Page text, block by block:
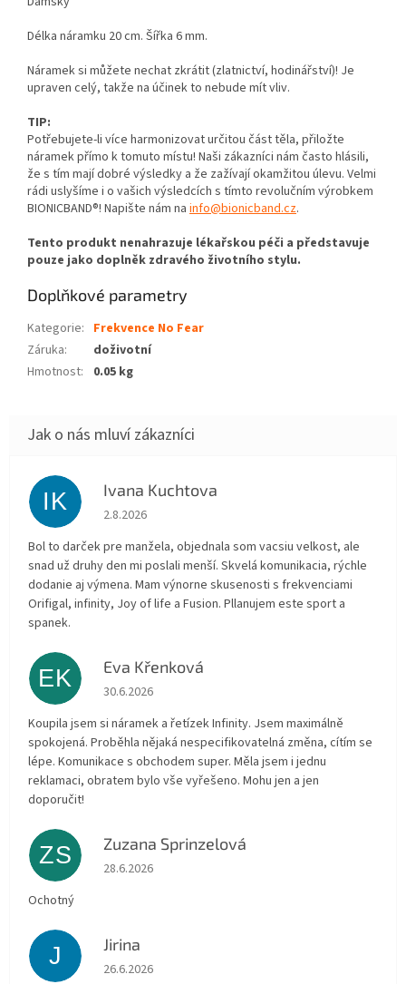
Délka náramku 20 cm. Šířka 6 mm.
Náramek si můžete nechat zkrátit (zlatnictví, hodinářství)! Je
upraven celý, takže na účinek to nebude mít vliv.
TIP:
Potřebujete-li více harmonizovat určitou část těla, přiložte
náramek přímo k tomuto místu! Naši zákazníci nám často hlásili,
že s tím mají dobré výsledky a že zažívají okamžitou úlevu. Velmi
rádi uslyšíme i o vašich výsledcích s tímto revolučním výrobkem
BIONICBAND®! Napište nám na info@bionicband.cz.
Tento produkt nenahrazuje lékařskou péči a představuje
pouze jako doplněk zdravého životního stylu.
Doplňkové parametry
Kategorie: Frekvence No Fear
Záruka:
doživotní
Hmotnost: 0.05 kg
IK Ivana Kuchtova
Hodnocení obchodu je 5 z 5 hvězdiček.
2.8.2026
Bol to darček pre manžela, objednala som vacsiu velkost, ale
snad už druhy den mi poslali menší. Skvelá komunikacia, rýchle
dodanie aj výmena. Mam výnorne skusenosti s frekvenciami
Orifigal, infinity, Joy of life a Fusion. Pllanujem este sport a
spanek.
EK Eva Křenková
Hodnocení obchodu je 5 z 5 hvězdiček.
30.6.2026
Koupila jsem si náramek a řetízek Infinity. Jsem maximálně
spokojená. Proběhla nějaká nespecifikovatelná změna, cítím se
lépe. Komunikace s obchodem super. Měla jsem i jednu
reklamaci, obratem bylo vše vyřešeno. Mohu jen a jen
doporučit!
ZS Zuzana Sprinzelová
Hodnocení obchodu je 5 z 5 hvězdiček.
28.6.2026
Ochotný
J Jirina
Hodnocení obchodu je 5 z 5 hvězdiček.
26.6.2026